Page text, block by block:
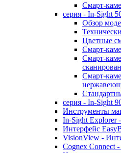
Смарт-
серия - In-Sight
Обзор
Цветные
Смарт-
Смарт-
Смарт-
серия - In-Sight
Инструменты
In-Sight Explorer
Интерфейс
VisionView -
Cognex Connect